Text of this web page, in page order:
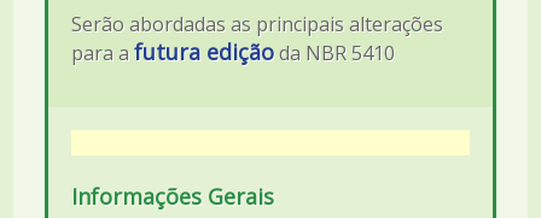
Serão abordadas as principais alterações
para afutura ediçãoda NBR 5410
Informações Gerais